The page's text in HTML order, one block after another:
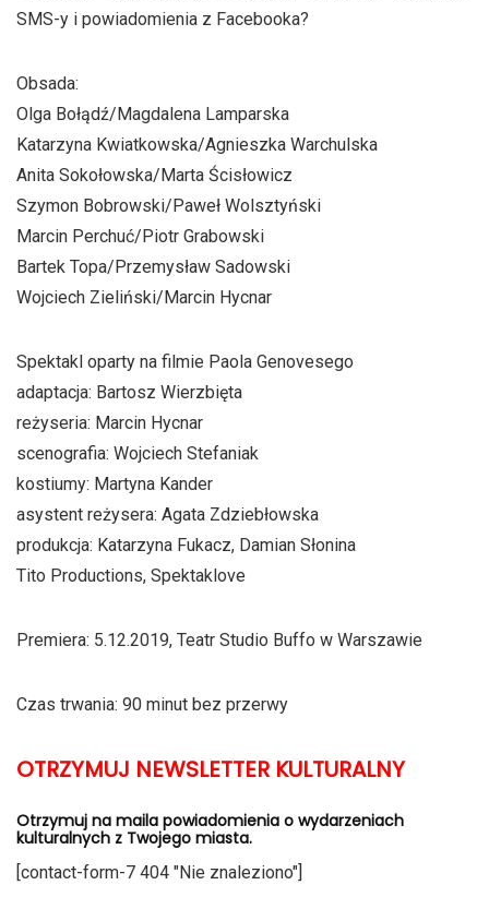
SMS-y i powiadomienia z Facebooka?
Obsada:
Olga Bołądź/Magdalena Lamparska
Katarzyna Kwiatkowska/Agnieszka Warchulska
Anita Sokołowska/Marta Ścisłowicz
Szymon Bobrowski/Paweł Wolsztyński
Marcin Perchuć/Piotr Grabowski
Bartek Topa/Przemysław Sadowski
Wojciech Zieliński/Marcin Hycnar
Spektakl oparty na filmie Paola Genovesego
adaptacja: Bartosz Wierzbięta
reżyseria: Marcin Hycnar
scenografia: Wojciech Stefaniak
kostiumy: Martyna Kander
asystent reżysera: Agata Zdziebłowska
produkcja: Katarzyna Fukacz, Damian Słonina
Tito Productions, Spektaklove
Premiera: 5.12.2019, Teatr Studio Buffo w Warszawie
Czas trwania: 90 minut bez przerwy
OTRZYMUJ NEWSLETTER KULTURALNY
Otrzymuj na maila powiadomienia o wydarzeniach
kulturalnych z Twojego miasta.
[contact-form-7 404 "Nie znaleziono"]